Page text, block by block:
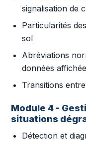
signalisation de
Particularités
sol
Abréviations
données
Transitions
Module 4 -
situations
Détection et